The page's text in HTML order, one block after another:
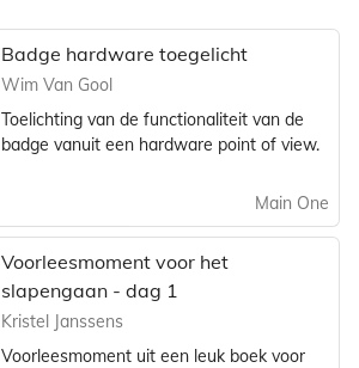
Badge hardware toegelicht
Wim Van Gool
Toelichting van de functionaliteit van de
badge vanuit een hardware point of view.
Main One
Voorleesmoment voor het
slapengaan - dag 1
Kristel Janssens
Voorleesmoment uit een leuk boek voor